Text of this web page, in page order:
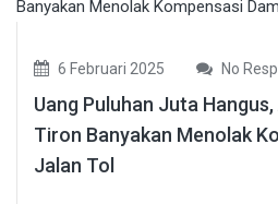
6 Februari 2025 No
Uang Puluhan Juta
Tiron Banyakan Menolak
Jalan Tol